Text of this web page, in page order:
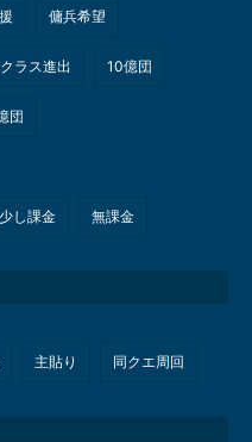
傭兵希望
ラス進出 10億団
団
少し課金 無課金
主貼り 同クエ周回